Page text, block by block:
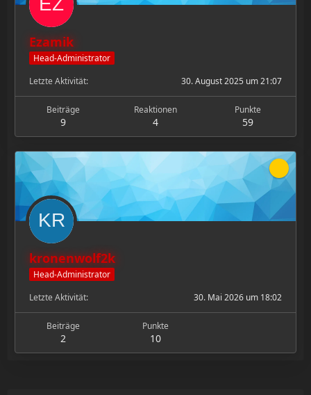
Ezamik
Head-Administrator
Letzte Aktivität
30. August 2025 um 21:07
Beiträge
9
Reaktionen
4
Punkte
59
kronenwolf2k
Head-Administrator
Letzte Aktivität
30. Mai 2026 um 18:02
Beiträge
2
Punkte
10